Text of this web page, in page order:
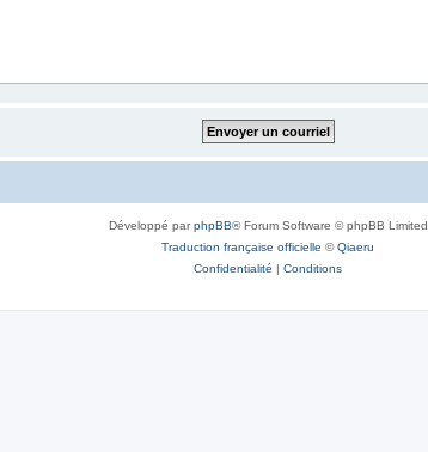
Développé parphpBB® Forum Software © phpBB Limited
Traduction française officielle ©Qiaeru
Confidentialité | Conditions